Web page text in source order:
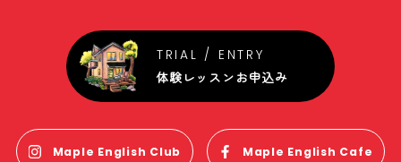
体験レッスンお申込み
Maple English Club Maple English Cafe